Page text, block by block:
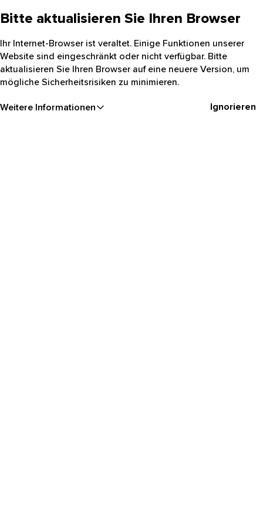
Bitte aktualisieren Sie Ihren Browser
Ihr Internet-Browser ist veraltet. Einige Funktionen unserer
Website sind eingeschränkt oder nicht verfügbar. Bitte
aktualisieren Sie Ihren Browser auf eine neuere Version, um
mögliche Sicherheitsrisiken zu minimieren.
Weitere Informationen Ignorieren